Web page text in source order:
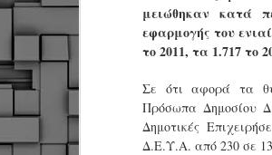
μειώθηκαν κατά
εφαρμογής του
το 2011, τα 1.717 το
Σε ότι αφορά τα
Πρόσωπα Δημοσίου
Δημοτικές
Δ.Ε.Υ.Α. από 230 σε